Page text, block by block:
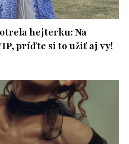
hejterku: Na
príďte si to užiť aj vy!